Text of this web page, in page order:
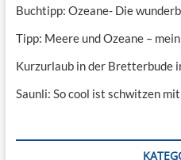
Buchtipp: Ozeane- Die
Tipp: Meere und Ozeane –
Kurzurlaub in der Bretterbude
Saunli: So cool ist schwitzen